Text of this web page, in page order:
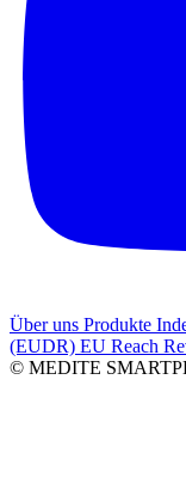
Über uns Produkte
(EUDR) EU Reach
© MEDITE